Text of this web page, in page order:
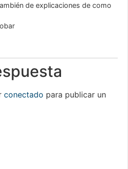
de explicaciones de como
conectado para publicar un